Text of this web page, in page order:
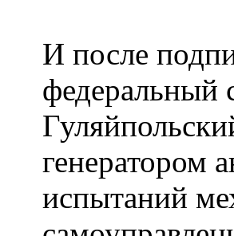
И после
федеральный
генератором
испытаний